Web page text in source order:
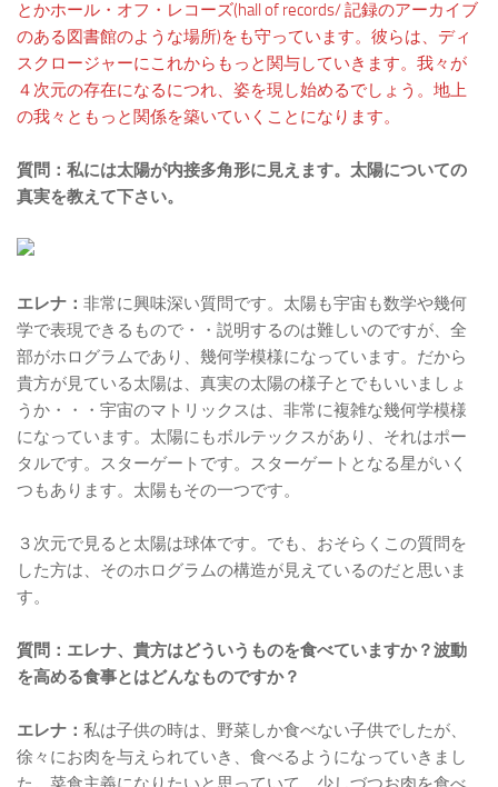
とかホール・オフ・レコーズ(hall of records/ 記録のアーカイブ
のある図書館のような場所)をも守っています。彼らは、ディ
スクロージャーにこれからもっと関与していきます。我々が
４次元の存在になるにつれ、姿を現し始めるでしょう。地上
の我々ともっと関係を築いていくことになります。
質問：私には太陽が内接多角形に見えます。太陽についての
真実を教えて下さい。
エレナ： 非常に興味深い質問です。太陽も宇宙も数学や幾何
学で表現できるもので・・説明するのは難しいのですが、全
部がホログラムであり、幾何学模様になっています。だから
貴方が見ている太陽は、真実の太陽の様子とでもいいましょ
うか・・・宇宙のマトリックスは、非常に複雑な幾何学模様
になっています。太陽にもボルテックスがあり、それはポー
タルです。スターゲートです。スターゲートとなる星がいく
つもあります。太陽もその一つです。
３次元で見ると太陽は球体です。でも、おそらくこの質問を
した方は、そのホログラムの構造が見えているのだと思いま
す。
質問：エレナ、貴方はどういうものを食べていますか？波動
を高める食事とはどんなものですか？
エレナ： 私は子供の時は、野菜しか食べない子供でしたが、
徐々にお肉を与えられていき、食べるようになっていきまし